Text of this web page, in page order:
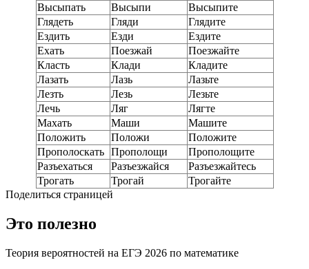
Высыпать
Высыпи
Высыпите
Глядеть
Гляди
Глядите
Ездить
Езди
Ездите
Ехать
Поезжай
Поезжайте
Класть
Клади
Кладите
Лазать
Лазь
Лазьте
Лезть
Лезь
Лезьте
Лечь
Ляг
Лягте
Махать
Маши
Машите
Положить
Положи
Положите
Прополоскать
Прополощи
Прополощите
Разъехаться
Разъезжайся
Разъезжайтесь
Трогать
Трогай
Трогайте
Поделиться страницей
Это полезно
Теория вероятностей на ЕГЭ 2026 по математике